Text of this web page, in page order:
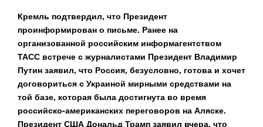
Кремль подтвердил, что Президент
проинформирован о письме. Ранее на
организованной российским информагентством
ТАСС встрече с журналистами Президент Владимир
Путин заявил, что Россия, безусловно, готова и хочет
договориться с Украиной мирными средствами на
той базе, которая была достигнута во время
российско-американских переговоров на Аляске.
Президент США Дональд Трамп заявил вчера, что